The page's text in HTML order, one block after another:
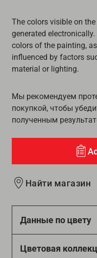
The colors visible on
generated
colors of the painting,
influenced by factors
material or lighting.
Мы рекомендуем
покупкой, чтобы
полученным
Найти магазин
Данные по цвету
Цветовая